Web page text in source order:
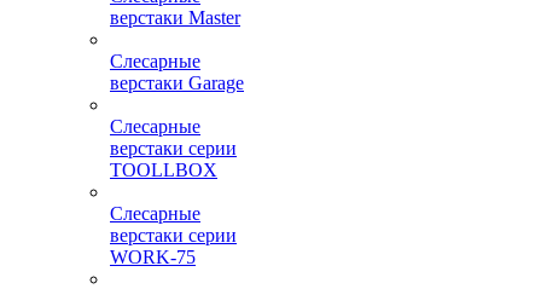
верстаки Master
Слесарные
верстаки Garage
Слесарные
верстаки серии
TOOLLBOX
Слесарные
верстаки серии
WORK-75